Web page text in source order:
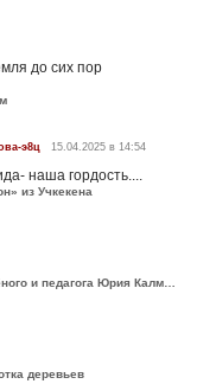
до сих пор
э8ц 15.04.2025 в 14:54
наша гордость....
из Учкекена
В Черкесске чествовали выдающегося юриста, учёного и педагога Юрия Калмыкова
деревьев